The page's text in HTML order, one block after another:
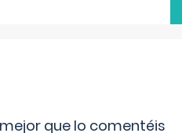
que lo comentéis